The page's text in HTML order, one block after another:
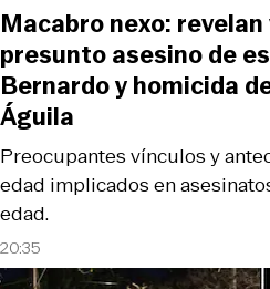
20:35
Preocupantes vínculos y
edad implicados en
edad.
Macabro nexo:
presunto asesino de
Bernardo y homicida
Águila